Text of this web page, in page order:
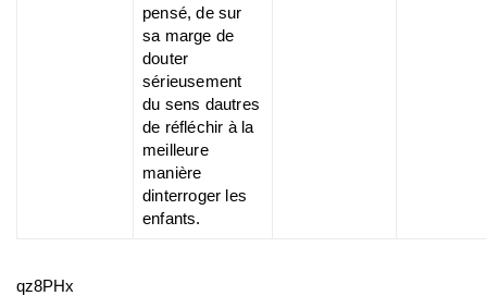
pensé, de sur
sa marge de
douter
sérieusement
du sens dautres
de réfléchir à la
meilleure
manière
dinterroger les
enfants.
qz8PHx